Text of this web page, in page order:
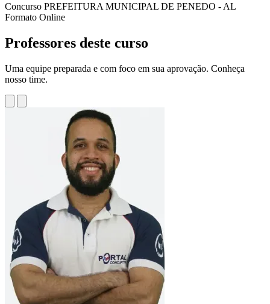
Concurso PREFEITURA MUNICIPAL DE PENEDO - AL
Formato Online
Professores deste curso
Uma equipe preparada e com foco em sua aprovação. Conheça
nosso time.